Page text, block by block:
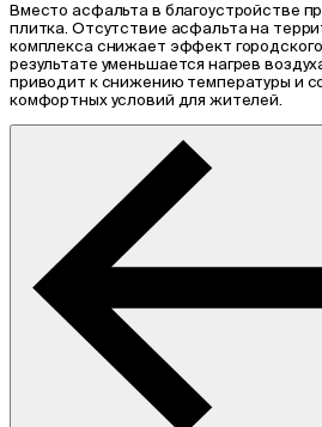
Вместо асфальта в благоустройстве
плитка. Отсутствие асфальта на
комплекса снижает эффект
результате уменьшается нагрев
приводит к снижению температуры и
комфортных условий для жителей.